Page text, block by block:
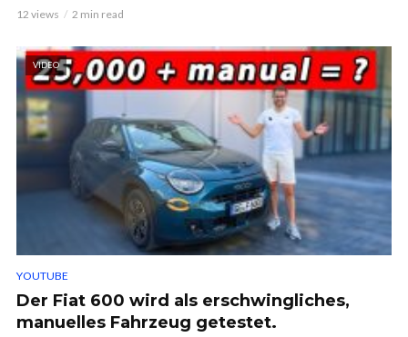
12 views 2 min read
VIDEO
YOUTUBE
Der Fiat 600 wird als erschwingliches,
manuelles Fahrzeug getestet.